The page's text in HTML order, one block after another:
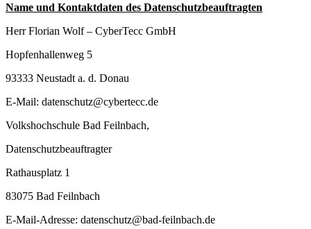
Name und Kontaktdaten des Datenschutzbeauftragten
Herr Florian Wolf – CyberTecc GmbH
Hopfenhallenweg 5
93333 Neustadt a. d. Donau
E-Mail: datenschutz@cybertecc.de
Volkshochschule Bad Feilnbach,
Datenschutzbeauftragter
Rathausplatz 1
83075 Bad Feilnbach
E-Mail-Adresse: datenschutz@bad-feilnbach.de